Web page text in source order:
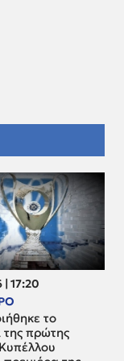
17:20
το
πρώτης